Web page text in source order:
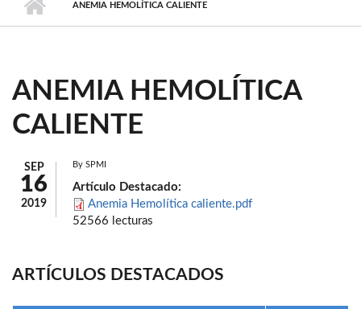
ANEMIA HEMOLÍTICA CALIENTE
ANEMIA HEMOLÍTICA
CALIENTE
SEP
16
2019
By SPMI
Artículo Destacado:
Anemia Hemolítica caliente.pdf
52566 lecturas
ARTÍCULOS DESTACADOS